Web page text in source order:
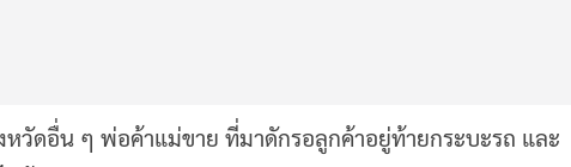
วัดอื่น ๆ พ่อค้าแม่ขาย ที่มาดักรอลูกค้าอยู่ท้ายกระบะรถ และ